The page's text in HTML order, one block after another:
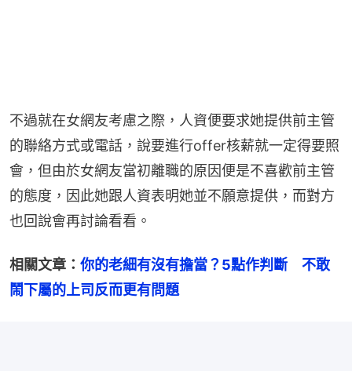
不過就在女網友考慮之際，人資便要求她提供前主管
的聯絡方式或電話，說要進行offer核薪就一定得要照
會，但由於女網友當初離職的原因便是不喜歡前主管
的態度，因此她跟人資表明她並不願意提供，而對方
也回說會再討論看看。
相關文章： 你的老細有沒有擔當？5點作判斷　不敢
鬧下屬的上司反而更有問題